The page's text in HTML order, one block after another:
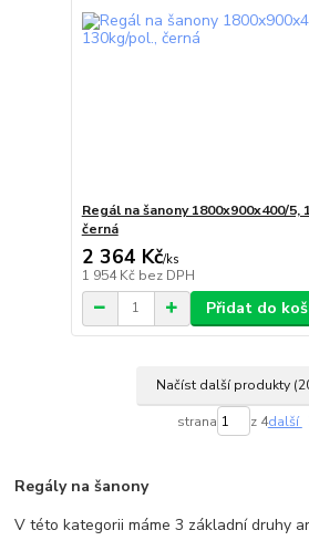
Regál na šanony 1800x900x400/5,
černá
2 364 Kč/ks
1 954 Kč bez DPH
Přidat do
Načíst další produkty
strana z 4další
Regály na šanony
V této kategorii máme 3 základní druhy